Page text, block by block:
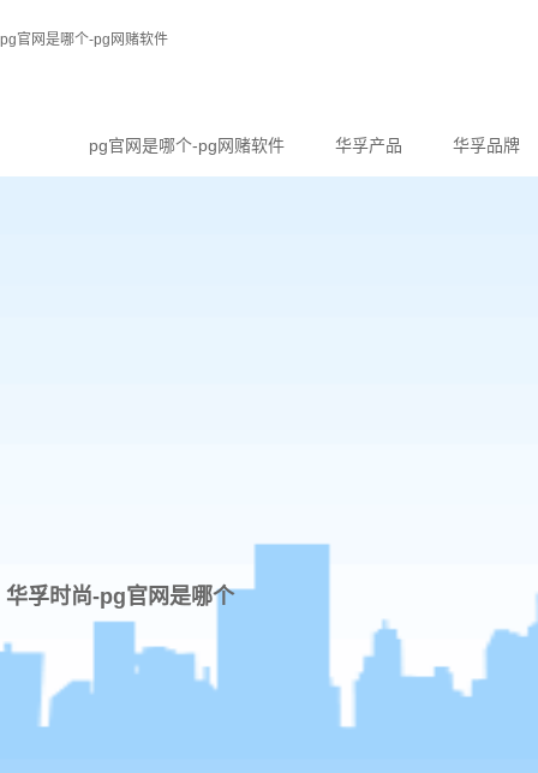
pg官网是哪个-pg网赌软件
pg官网是哪个-pg网赌软件 华孚产品 华孚品牌
华孚时尚-pg官网是哪个